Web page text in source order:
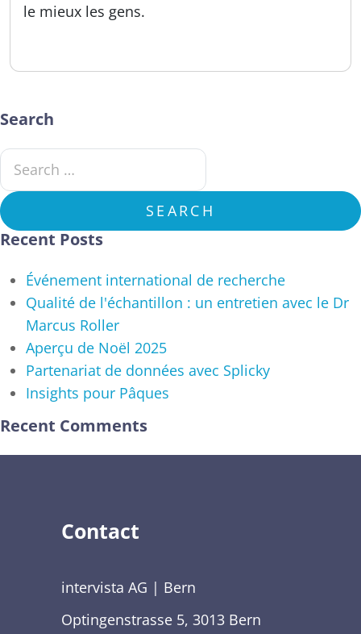
le mieux les gens.
Search
Search for:
SEARCH
Recent Posts
Événement international de recherche
Qualité de l'échantillon : un entretien avec le Dr
Marcus Roller
Aperçu de Noël 2025
Partenariat de données avec Splicky
Insights pour Pâques
Recent Comments
Contact
intervista AG | Bern
Optingenstrasse 5, 3013 Bern